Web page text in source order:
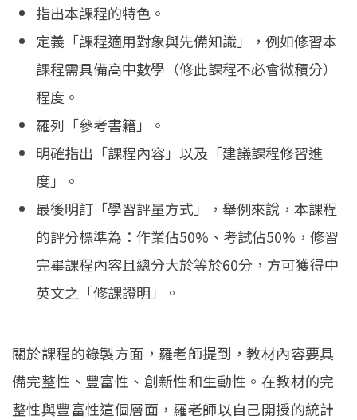
指出本課程的特色。
定義「課程適用對象與先備知識」，例如修習本
課程需具備高中數學（修此課程不必會微積分）
程度。
羅列「參考書籍」。
明確指出「課程內容」以及「建議課程修習進
度」。
最後明訂「學習評量方式」，舉例來說，本課程
的評分標準為：作業佔50%、考試佔50%，修習
完畢課程內容且總分大於等於60分，方可獲得中
英文之「修課證明」。
關於課程的錄製方面，羅老師提到，教材內容要具
備完整性、豐富性、創新性和生動性。在教材的完
整性與豐富性這個層面，羅老師以自己開授的統計